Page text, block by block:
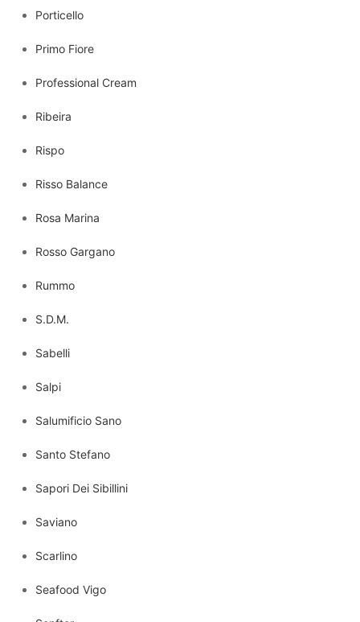
Porticello
Primo Fiore
Professional Cream
Ribeira
Rispo
Risso Balance
Rosa Marina
Rosso Gargano
Rummo
S.D.M.
Sabelli
Salpi
Salumificio Sano
Santo Stefano
Sapori Dei Sibillini
Saviano
Scarlino
Seafood Vigo